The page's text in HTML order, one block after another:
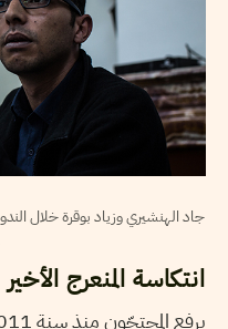
انتكاسة المنعرج الأخير